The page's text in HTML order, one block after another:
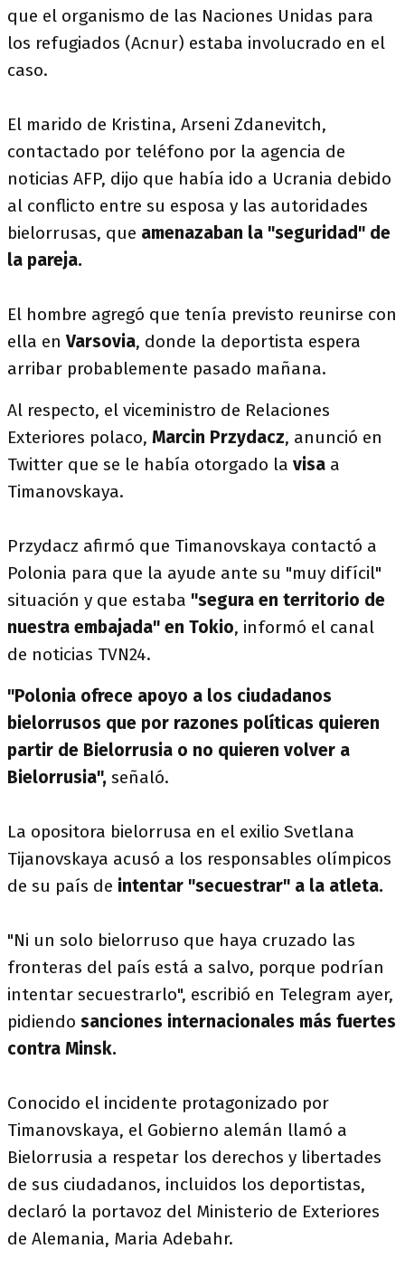
que el organismo de las Naciones Unidas para
los refugiados (Acnur) estaba involucrado en el
caso.
El marido de Kristina, Arseni Zdanevitch,
contactado por teléfono por la agencia de
noticias AFP, dijo que había ido a Ucrania debido
al conflicto entre su esposa y las autoridades
bielorrusas, que amenazaban la "seguridad" de
la pareja.
El hombre agregó que tenía previsto reunirse con
ella enVarsovia, donde la deportista espera
arribar probablemente pasado mañana.
Al respecto, el viceministro de Relaciones
Exteriores polaco, Marcin Przydacz, anunció en
Twitter que se le había otorgado la visa a
Timanovskaya.
Przydacz afirmó que Timanovskaya contactó a
Polonia para que la ayude ante su "muy difícil"
situación y que estaba "segura en territorio de
nuestra embajada" en Tokio, informó el canal
de noticias TVN24.
"Polonia ofrece apoyo a los ciudadanos
bielorrusos que por razones políticas quieren
partir de Bielorrusia o no quieren volver a
Bielorrusia", señaló.
La opositora bielorrusa en el exilio Svetlana
Tijanovskaya acusó a los responsables olímpicos
de su país de intentar "secuestrar" a la atleta.
"Ni un solo bielorruso que haya cruzado las
fronteras del país está a salvo, porque podrían
intentar secuestrarlo", escribió en Telegram ayer,
pidiendo sanciones internacionales más fuertes
contra Minsk.
Conocido el incidente protagonizado por
Timanovskaya, el Gobierno alemán llamó a
Bielorrusia a respetar los derechos y libertades
de sus ciudadanos, incluidos los deportistas,
declaró la portavoz del Ministerio de Exteriores
de Alemania, Maria Adebahr.